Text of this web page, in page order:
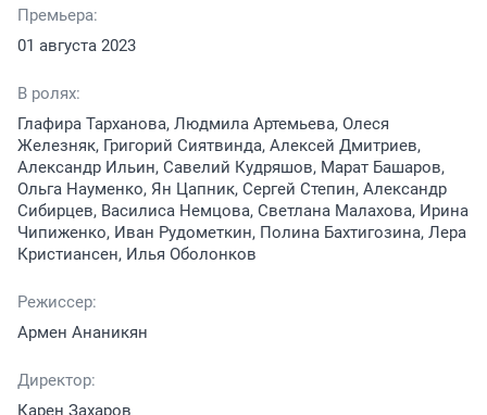
Премьера:
01 августа 2023
В ролях:
Глафира Тарханова, Людмила Артемьева, Олеся
Железняк, Григорий Сиятвинда, Алексей Дмитриев,
Александр Ильин, Савелий Кудряшов, Марат Башаров,
Ольга Науменко, Ян Цапник, Сергей Степин, Александр
Сибирцев, Василиса Немцова, Светлана Малахова, Ирина
Чипиженко, Иван Рудометкин, Полина Бахтигозина, Лера
Кристиансен, Илья Оболонков
Режиссер:
Армен Ананикян
Директор:
Карен Захаров